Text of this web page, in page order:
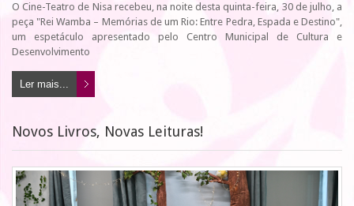
O Cine-Teatro de Nisa recebeu, na noite desta quinta-feira, 30 de julho, a
peça "Rei Wamba – Memórias de um Rio: Entre Pedra, Espada e Destino",
um espetáculo apresentado pelo Centro Municipal de Cultura e
Desenvolvimento
Ler mais...
Novos Livros, Novas Leituras!